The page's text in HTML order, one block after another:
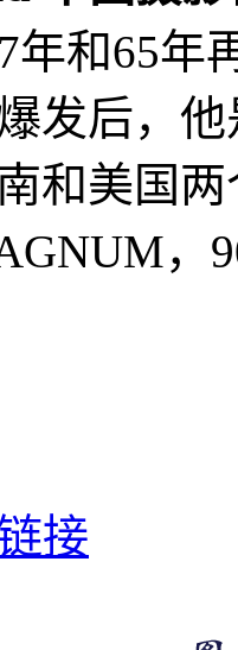
年和65年
发后，
和美国
，
接